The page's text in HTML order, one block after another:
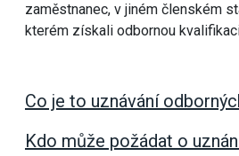
zaměstnanec, v jiném členském
kterém získali odbornou
Co je to uznávání
Kdo může požádat o